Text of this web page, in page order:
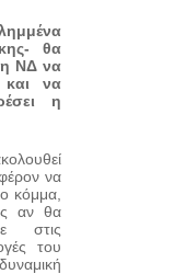
θα
η ΝΔ να
και να
η
να
κόμμα,
αν θα
στις
του